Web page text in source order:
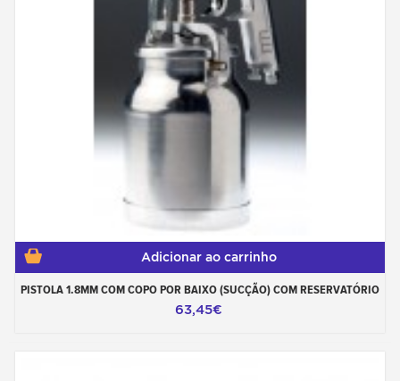
Adicionar ao carrinho
PISTOLA 1.8MM COM COPO POR BAIXO (SUCÇÃO) COM RESERVATÓRIO
63,45€